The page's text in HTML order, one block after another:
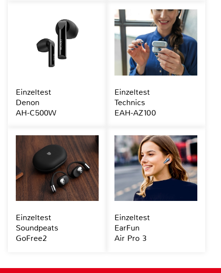
Einzeltest
Denon
AH-C500W
Einzeltest
Technics
EAH-AZ100
Einzeltest
Soundpeats
GoFree2
Einzeltest
EarFun
Air Pro 3